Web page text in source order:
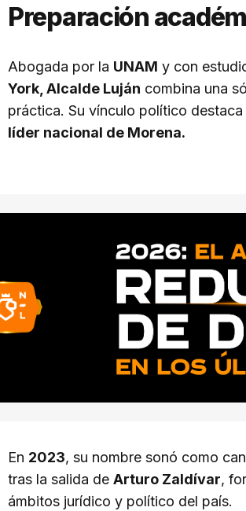
Preparación
Abogada por la UNAM y con
York, Alcalde Luján combina una
práctica. Su vínculo político
líder nacional de Morena.
En 2023, su nombre sonó como
tras la salida de Arturo Zaldívar,
ámbitos jurídico y político del país.